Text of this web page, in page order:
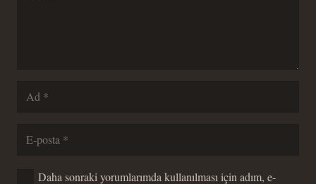
Daha sonraki yorumlarımda kullanılması için adım, e-